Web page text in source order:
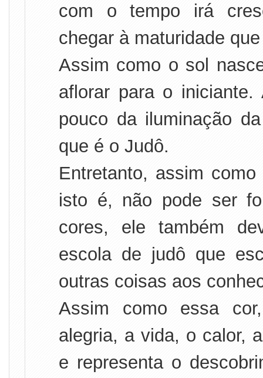
com o tempo irá
chegar à maturidade
Assim como o sol
aflorar para o
pouco da iluminação
que é o Judô.
Entretanto, assim
isto é, não pode ser
cores, ele também
escola de judô que
outras coisas aos
Assim como essa
alegria, a vida, o calor,
e representa o